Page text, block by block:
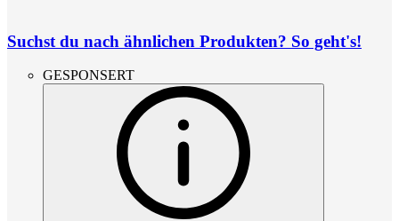
Suchst du nach ähnlichen Produkten? So geht's!
GESPONSERT